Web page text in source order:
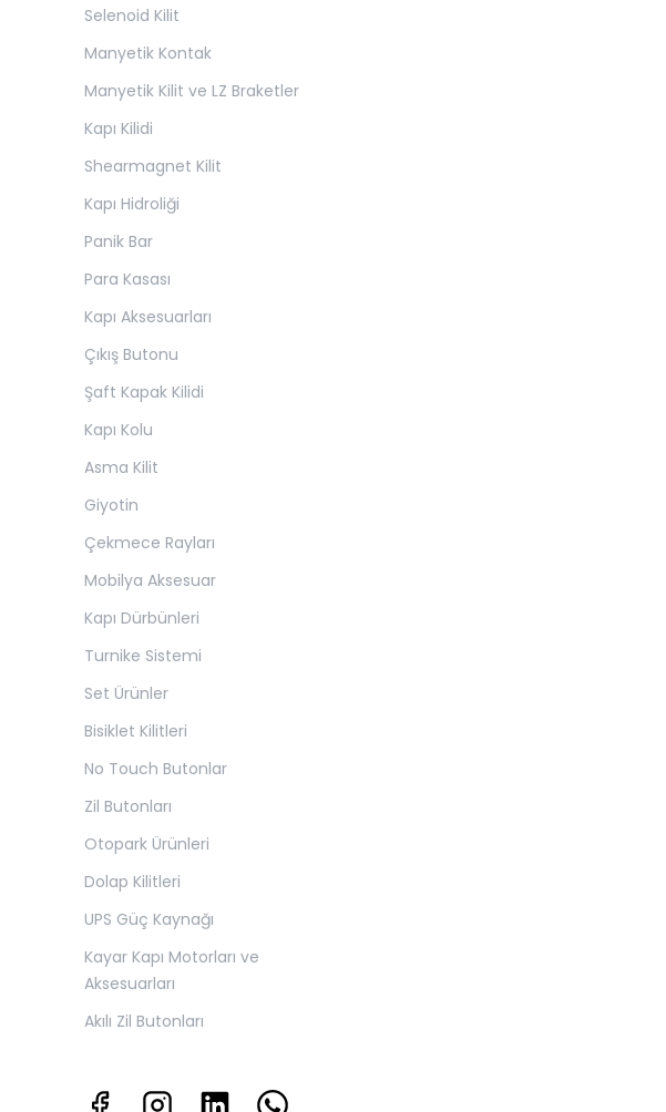
Selenoid Kilit
Manyetik Kontak
Manyetik Kilit ve LZ Braketler
Kapı Kilidi
Shearmagnet Kilit
Kapı Hidroliği
Panik Bar
Para Kasası
Kapı Aksesuarları
Çıkış Butonu
Şaft Kapak Kilidi
Kapı Kolu
Asma Kilit
Giyotin
Çekmece Rayları
Mobilya Aksesuar
Kapı Dürbünleri
Turnike Sistemi
Set Ürünler
Bisiklet Kilitleri
No Touch Butonlar
Zil Butonları
Otopark Ürünleri
Dolap Kilitleri
UPS Güç Kaynağı
Kayar Kapı Motorları ve
Aksesuarları
Akılı Zil Butonları